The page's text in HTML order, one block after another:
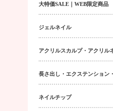
大特価SALE｜WEB限定商品
ジェルネイル
アクリルスカルプ・アクリル
ネイルチップ